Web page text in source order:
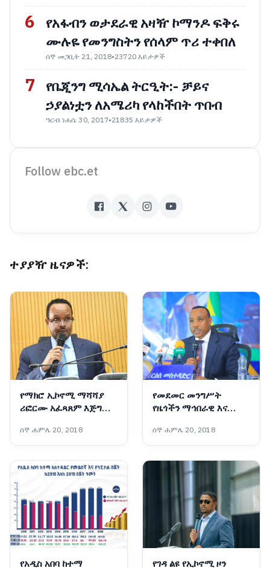
6
የአፋብን ወታደራዊ አዛዥ ኮማንዶ ፍቅሩ
ሙሉዬ የመንግስትን የሰላም ጥሪ ተቀበለ
ሰኞ መጋቢት 21, 2018•23720 እይታዎች
7
የቤጂንግ ሚሳኤል ትርዒት:- ቻይና
ኃያልነቷን ለአሜሪካ የላከችበት ጥበብ
ዓርብ ነሐሴ 30, 2017•21835 እይታዎች
Follow ebc.et
ተያያዥ ዜናዎች:
የማክሮ ኢኮኖሚ ማሻሻያ
ሪፎርሙ አፈጻጸም እጅግ
ሚኒስትር አህመድ ሺዴ
ሰኞ ሐምሌ 20, 2018
የመደመር መንግሥት
የዜጎችን ማኅበራዊ እና
ያረጋገጡ ዘርፈ ብዙ የልማት
ተግባራትን አከናውኗል - ርዕሰ
መስተዳድር ኢንጂነር ነጋሽ
ዋጌሾ (ዶ/ር)
ሰኞ ሐምሌ 20, 2018
የአዲስ አበባ ከተማ
የገዳ ልዩ የኢኮኖሚ ዞን